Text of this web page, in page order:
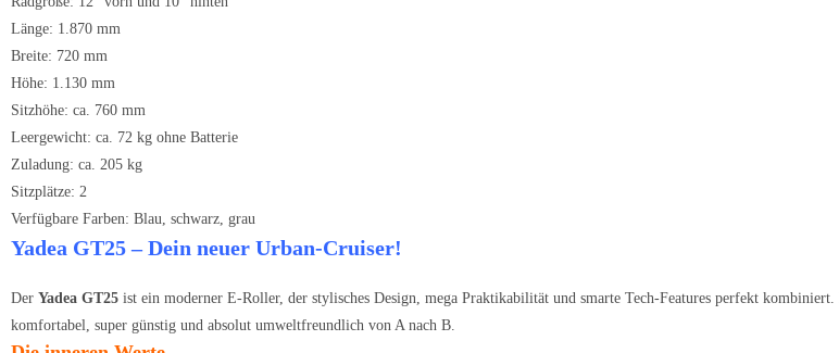
Länge: 1.870 mm
Breite: 720 mm
Höhe: 1.130 mm
Sitzhöhe: ca. 760 mm
Leergewicht: ca. 72 kg ohne Batterie
Zuladung: ca. 205 kg
Sitzplätze: 2
Verfügbare Farben: Blau, schwarz, grau
Yadea GT25 – Dein neuer Urban-Cruiser!
Der Yadea GT25 ist ein moderner E-Roller, der stylisches Design, mega Praktikabilität und smarte Tech-Features perfekt
komfortabel, super günstig und absolut umweltfreundlich von A nach B.